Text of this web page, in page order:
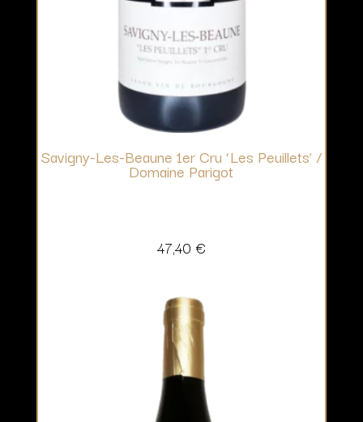
Savigny-Les-Beaune 1er Cru ‘Les Peuillets’ /
Domaine Parigot
47,40 €